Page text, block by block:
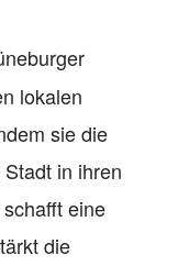
lokalen
sie die
in ihren
eine
die